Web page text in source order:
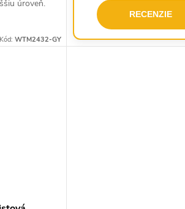
úroveň.
Kód:WTM2432-GY
RECENZIE